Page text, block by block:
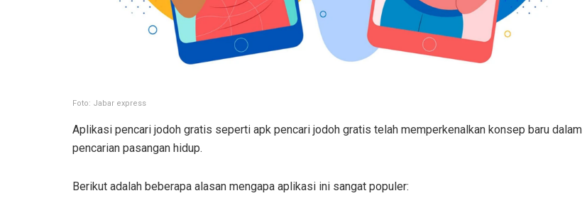
Foto: Jabar express
Aplikasi pencari jodoh gratis seperti apk pencari jodoh gratis telah memperkenalkan konsep baru dalam
pencarian pasangan hidup.
Berikut adalah beberapa alasan mengapa aplikasi ini sangat populer: